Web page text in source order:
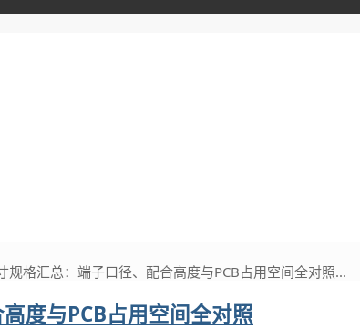
规格汇总：端子口径、配合高度与PCB占用空间全对照...
度与PCB占用空间全对照